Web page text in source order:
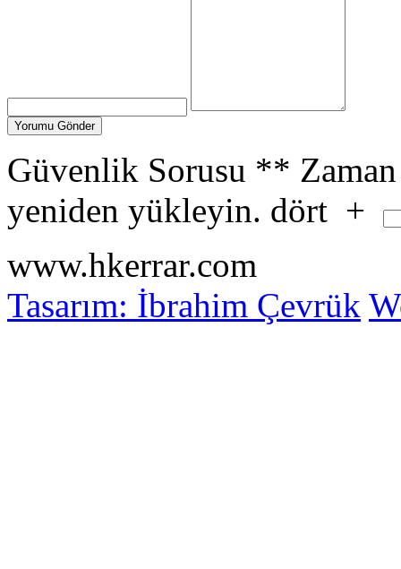
Güvenlik Sorusu **
yeniden yükleyin. dört +
www.hkerrar.com
Tasarım: İbrahim Çevrük